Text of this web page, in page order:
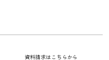
資料請求はこちらから